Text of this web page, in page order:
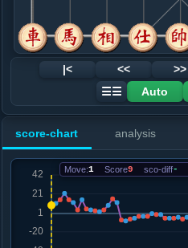
黑+3
.....卒７进１
黑+3
12. 车七平三
黑+3
红+0
13. 相七进五
黑+1
.....车３进９
黑+5
15. 相五退七
.....砲８退１
16. 相三进五
|< << >>
☰☰
Auto
score-chart analysis
Move:1 Score9 sco-diff-